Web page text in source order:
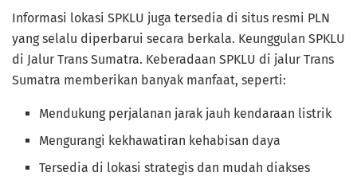
Informasi lokasi SPKLU juga tersedia di situs resmi PLN
yang selalu diperbarui secara berkala. Keunggulan SPKLU
di Jalur Trans Sumatra. Keberadaan SPKLU di jalur Trans
Sumatra memberikan banyak manfaat, seperti:
Mendukung perjalanan jarak jauh kendaraan listrik
Mengurangi kekhawatiran kehabisan daya
Tersedia di lokasi strategis dan mudah diakses